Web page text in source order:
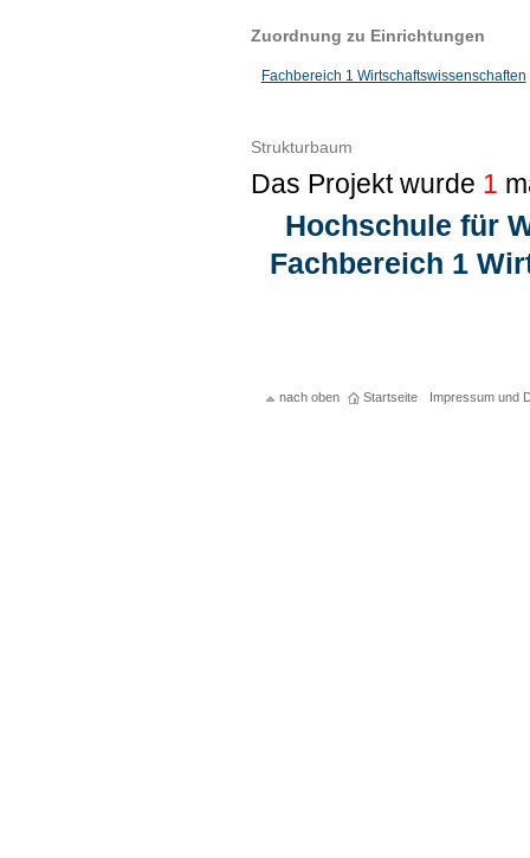
Zuordnung zu Einrichtungen
Fachbereich 1 Wirtschaftswissenschaften
Strukturbaum
Das Projekt wurde 1
Hochschule für
Fachbereich 1
nach oben Startseite Impressum und